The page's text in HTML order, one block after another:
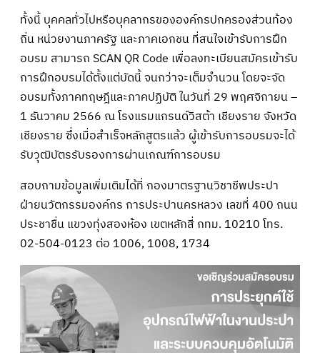
ทั้งนี้ บุคคลทั่วไปหรือบุคลากรขององค์กรปกครองส่วนท้อง
ถิ่น หน่วยงานภาครัฐ และภาคเอกชน ที่สนใจเข้ารับการฝึก
อบรม สามารถ SCAN QR Code เพื่อลงทะเบียนสมัครเข้ารับ
การฝึกอบรมได้ตั้งแต่บัดนี้ จนกว่าจะเต็มจำนวน โดยจะจัด
อบรมทั้งภาคทฤษฎีและภาคปฏิบัติ ในวันที่ 29 พฤศจิกายน –
1 ธันวาคม 2566 ณ โรงแรมแกรนด์วิสต้า เชียงราย จังหวัด
เชียงราย ซึ่งเมื่อสำเร็จหลักสูตรแล้ว ผู้เข้ารับการอบรมจะได้
รับวุฒิบัตรรับรองการผ่านเกณฑ์การอบรม
สอบถามข้อมูลเพิ่มเติมได้ที่ กองมาตรฐานวิชาชีพประปา
ฝ่ายนวัตกรรมองค์กร การประปานครหลวง เลขที่ 400 ถนน
ประชาชื่น แขวงทุ่งสองห้อง เขตหลักสี่ กทม. 10210 โทร.
02-504-0123 ต่อ 1006, 1008, 1734